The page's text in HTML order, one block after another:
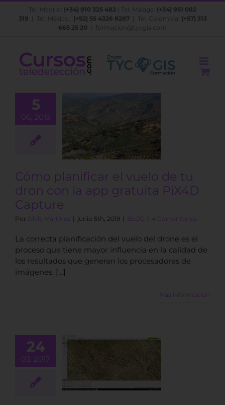
Saltar
Tel. Madrid: (+34) 910 325 482 | Tel. Málaga: (+34) 951 082
319 | Tel. México: (+52) 55 4326 8287| Tel. Colombia: (+57) 313
665 25 20
formacion@tycgis.com
5
06, 2019
el
de tu dron
PiX4D
Cómo planificar el vuelo de tu
dron con la app gratuita PiX4D
Capture
Por Silvia Martínez | junio 5th, 2019 | BLOG | 4 Comentarios
La correcta planificación del vuelo del drone es el
proceso que tiene mayor influencia en la calidad de
los resultados que generan los procesadores de
imágenes. […]
Más información
24
03, 2017
de
mediante
por un